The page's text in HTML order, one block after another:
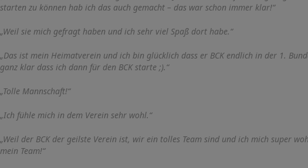
starten zu können hab ich das auch gemacht – das war schon immer klar!“
„Weil sie mich gefragt haben und ich sehr viel Spaß dort habe.“
„Das ist mein Heimatverein und ich bin glücklich dass er BCK endlich in der 1.
ganz klar dass ich dann für den BCK starte ;).“
„Tolle Mannschaft!“
„Ich fühle mich in dem Verein sehr wohl.“
„Weil der BCK der geilste Verein ist, wir ein tolles Team sind und ich mich super
mein Team!“